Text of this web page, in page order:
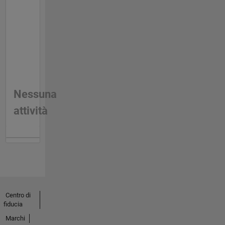
Nessuna
attività
Centro di
fiducia
Marchi